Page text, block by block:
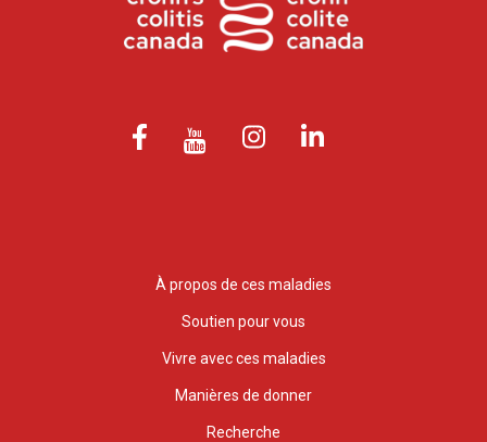
À propos de ces maladies
Soutien pour vous
Vivre avec ces maladies
Manières de donner
Recherche